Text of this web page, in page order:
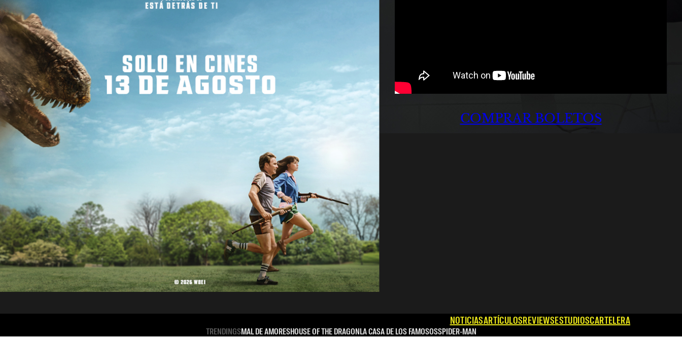
COMPRAR BOLETOS
NOTICIASARTÍCULOSREVIEWSESTUDIOSCARTELERA
TRENDINGSMAL DE AMORESHOUSE OF THE DRAGONLA CASA DE LOS FAMOSOSSPIDER-MAN